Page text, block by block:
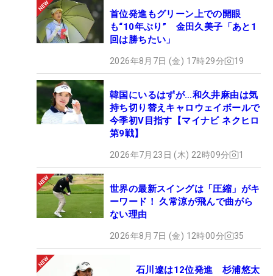
首位発進もグリーン上での開眼
も“10年ぶり” 金田久美子「あと1
回は勝ちたい」
2026年8月7日 (金) 17時29分 19
韓国にいるはずが…和久井麻由は気
持ち切り替えキャロウェイボールで
今季初V目指す【マイナビ ネクヒロ
第9戦】
2026年7月23日 (木) 22時09分 1
世界の最新スイングは「圧縮」がキ
ーワード！ 久常涼が飛んで曲がら
ない理由
2026年8月7日 (金) 12時00分 35
石川遼は12位発進 杉浦悠太